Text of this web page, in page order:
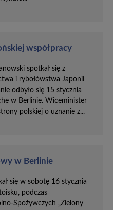
współpracy
spotkał się z
i rybołówstwa Japonii
odbyło się 15 stycznia
w Berlinie. Wiceminister
polskiej o uznanie z...
w Berlinie
się w sobotę 16 stycznia
podczas
Spożywczych „Zielony